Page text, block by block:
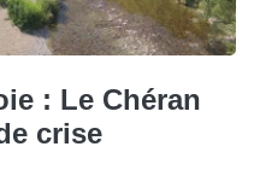
: Le Chéran
crise